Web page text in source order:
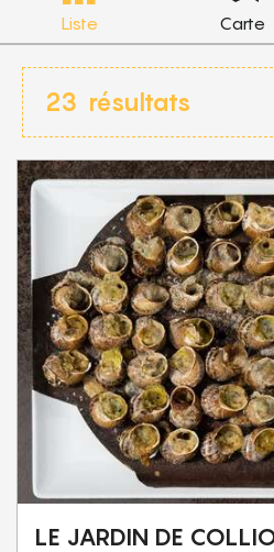
Liste Carte
23 résultats
LE JARDIN DE